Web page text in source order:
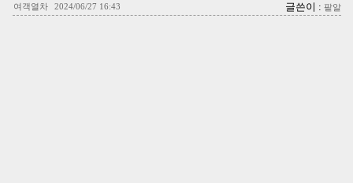
여객열차 2024/06/27 16:43 글쓴이 : 팥알